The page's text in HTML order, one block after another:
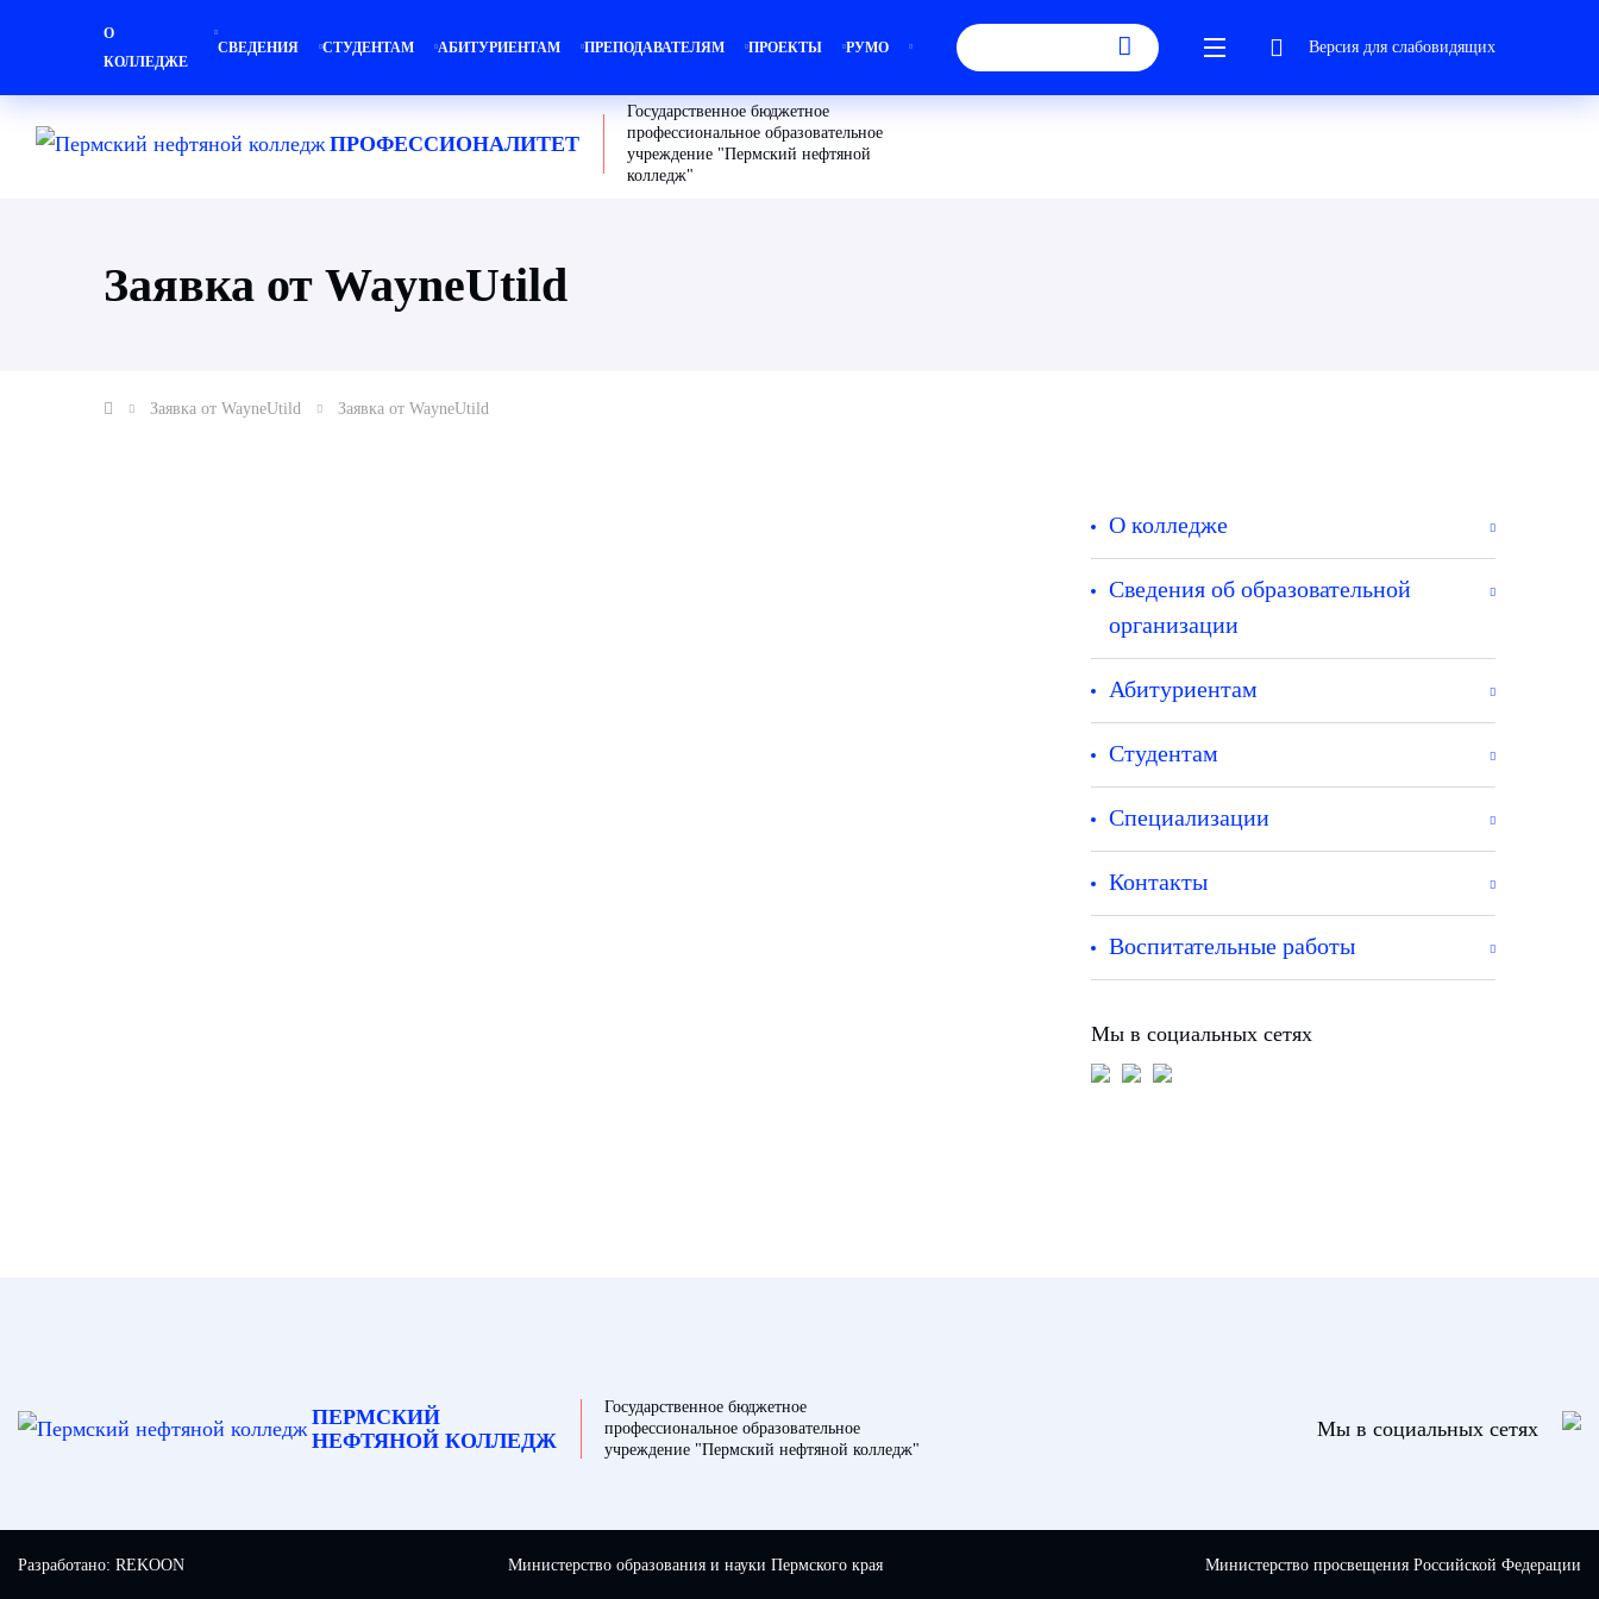
О
КОЛЛЕДЖЕ
СВЕДЕНИЯ СТУДЕНТАМ АБИТУРИЕНТАМ ПРЕПОДАВАТЕЛЯМ ПРОЕКТЫ РУМО Версия для слабовидящих
ПРОФЕССИОНАЛИТЕТ
Государственное бюджетное
профессиональное образовательное
учреждение "Пермский нефтяной
колледж"
Заявка от WayneUtild
Заявка от WayneUtild Заявка от WayneUtild
О колледже
Сведения об образовательной
организации
Абитуриентам
Студентам
Специализации
Контакты
Воспитательные работы
Мы в социальных сетях
ПЕРМСКИЙ
НЕФТЯНОЙ КОЛЛЕДЖ
Государственное бюджетное
профессиональное образовательное
учреждение "Пермский нефтяной колледж"
Мы в социальных сетях
Разработано: REKOON Министерство образования и науки Пермского края Министерство просвещения Российской Федерации